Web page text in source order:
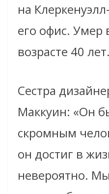
на
его офис. Умер
возрасте 40 лет.
Сестра
Маккуин: «Он
скромным
он достиг в
невероятно.